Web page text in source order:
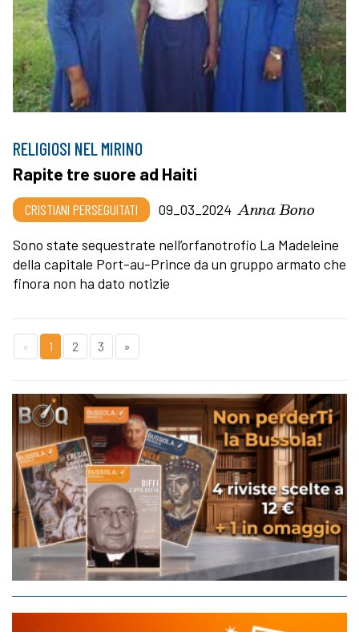
RELIGIOSI NEL MIRINO
Rapite tre suore ad Haiti
CRISTIANI PERSEGUITATI 09_03_2024 Anna Bono
Sono state sequestrate nell’orfanotrofio La Madeleine
della capitale Port-au-Prince da un gruppo armato che
finora non ha dato notizie
« 1 2 3 »